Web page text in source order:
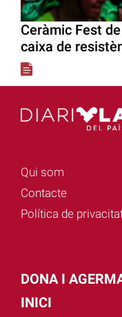
Ceràmic Fest
caixa de
Qui som
Contacte
Política de
DONA I
INICI